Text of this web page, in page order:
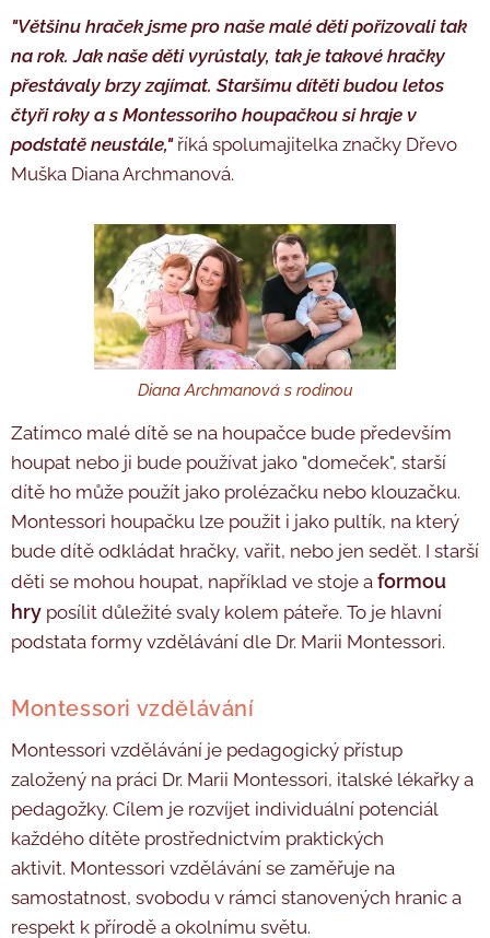
"Většinu hraček jsme pro naše malé děti pořizovali tak
na rok. Jak naše děti vyrůstaly, tak je takové hračky
přestávaly brzy zajímat. Staršímu dítěti budou letos
čtyři roky a s Montessoriho houpačkou si hraje v
podstatě neustále," říká spolumajitelka značky Dřevo
Muška Diana Archmanová.
Diana Archmanová s rodinou
Zatímco malé dítě se na houpačce bude především
houpat nebo ji bude používat jako "domeček", starší
dítě ho může použít jako prolézačku nebo klouzačku.
Montessori houpačku lze použit i jako pultík, na který
bude dítě odkládat hračky, vařit, nebo jen sedět. I starší
děti se mohou houpat, například ve stoje a formou
hry posílit důležité svaly kolem páteře. To je hlavní
podstata formy vzdělávání dle Dr. Marii Montessori.
Montessori vzdělávání
Montessori vzdělávání je pedagogický přístup
založený na práci Dr. Marii Montessori, italské lékařky a
pedagožky. Cílem je rozvíjet individuální potenciál
každého dítěte prostřednictvím praktických
aktivit. Montessori vzdělávání se zaměřuje na
samostatnost, svobodu v rámci stanovených hranic a
respekt k přírodě a okolnímu světu.